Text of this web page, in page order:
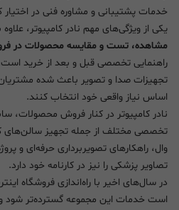
خدمات پشتیبانی و مشاوره فنی در اختیار
یکی از ویژگی‌های مهم نادر کامپیوتر،
مشاهده، تست و مقایسه محصولات در
راهنمایی تخصصی قبل و بعد از خرید
تجهیزات صدا و تصویر باعث شده
اساس نیاز واقعی خود انتخاب کنند.
نادر کامپیوتر در کنار فروش محصولات،
تخصصی مختلف از جمله تجهیز سالن‌های
وال، راهکارهای تصویربرداری حرفه‌ای و
تصاویر پزشکی را نیز در کارنامه خود دارد.
در سال‌های اخیر با راه‌اندازی فروشگاه
است خدمات این مجموعه گسترده‌تر شود و